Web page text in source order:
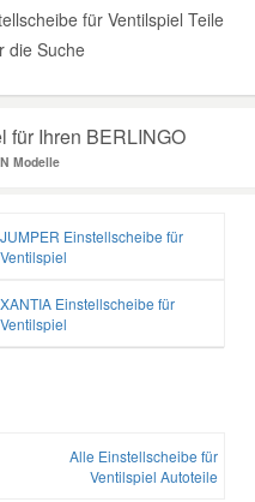
für Ventilspiel Teile
die Suche
für Ihren BERLINGO
Modelle
JUMPER Einstellscheibe für
Ventilspiel
XANTIA Einstellscheibe für
Ventilspiel
Alle Einstellscheibe für
Ventilspiel Autoteile